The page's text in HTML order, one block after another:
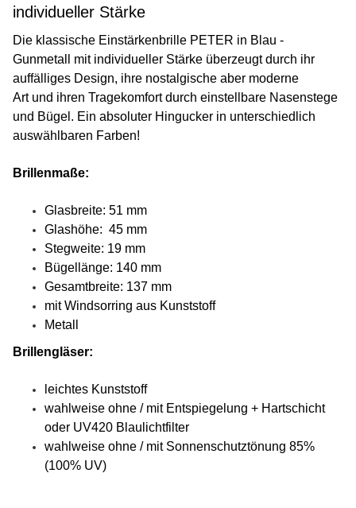
individueller Stärke
Die klassische Einstärkenbrille PETER in Blau -
Gunmetall mit individueller Stärke überzeugt durch ihr
auffälliges Design, ihre nostalgische aber moderne
Art und ihren Tragekomfort durch einstellbare Nasenstege
und Bügel. Ein absoluter Hingucker in unterschiedlich
auswählbaren Farben!
Brillenmaße:
Glasbreite: 51 mm
Glashöhe: 45 mm
Stegweite: 19 mm
Bügellänge: 140 mm
Gesamtbreite: 137 mm
mit Windsorring aus Kunststoff
Metall
Brillengläser:
leichtes Kunststoff
wahlweise ohne / mit Entspiegelung + Hartschicht
oder UV420 Blaulichtfilter
wahlweise ohne / mit Sonnenschutztönung 85%
(100% UV)